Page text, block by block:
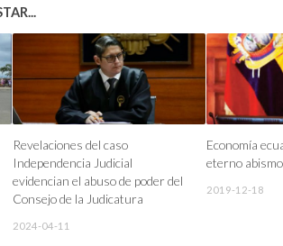
Revelaciones del caso
Independencia Judicial
evidencian el abuso de poder del
Consejo de la Judicatura
2024-04-11
Economía
eterno
2019-12-18